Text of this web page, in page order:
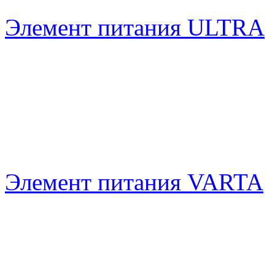
Элемент питания ULTRA
Элемент питания VARTA